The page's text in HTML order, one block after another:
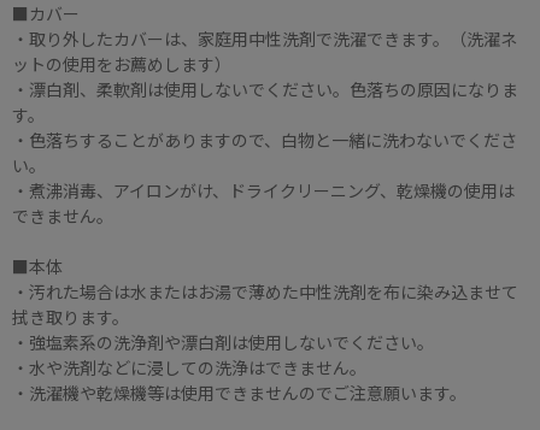
■カバー
・取り外したカバーは、家庭用中性洗剤で洗濯できます。（洗濯ネ
ットの使用をお薦めします）
・漂白剤、柔軟剤は使用しないでください。色落ちの原因になりま
す。
・色落ちすることがありますので、白物と一緒に洗わないでくださ
い。
・煮沸消毒、アイロンがけ、ドライクリーニング、乾燥機の使用は
できません。
■本体
・汚れた場合は水またはお湯で薄めた中性洗剤を布に染み込ませて
拭き取ります。
・強塩素系の洗浄剤や漂白剤は使用しないでください。
・水や洗剤などに浸しての洗浄はできません。
・洗濯機や乾燥機等は使用できませんのでご注意願います。